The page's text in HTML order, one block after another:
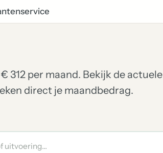
312 per maand. Bekijk de actuele
direct je maandbedrag.